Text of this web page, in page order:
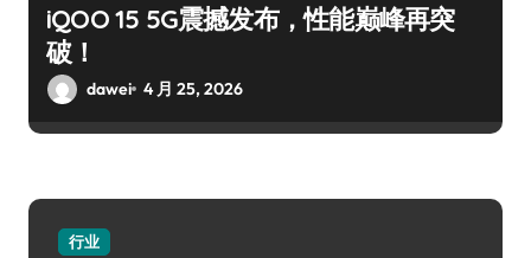
iQOO 15 5G震撼发布，性能巅峰再突
破！
dawei 4 月 25, 2026
行业